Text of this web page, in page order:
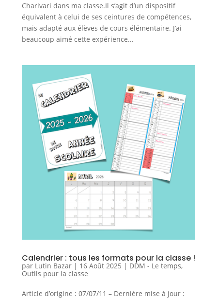
Charivari dans ma classe.Il s’agit d’un dispositif
équivalent à celui de ses ceintures de compétences,
mais adapté aux élèves de cours élémentaire. J’ai
beaucoup aimé cette expérience...
Calendrier : tous les formats pour la classe !
par Lutin Bazar| 16 Août 2025 | DDM - Le temps,
Outils pour la classe
Article d’origine : 07/07/11 – Dernière mise à jour :